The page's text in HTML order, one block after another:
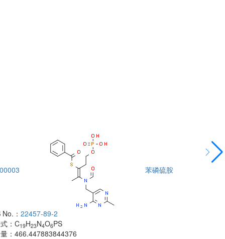
苯磷硫胺
： 22457-89-2
： C19H23N4O6PS
： 466.447883844376